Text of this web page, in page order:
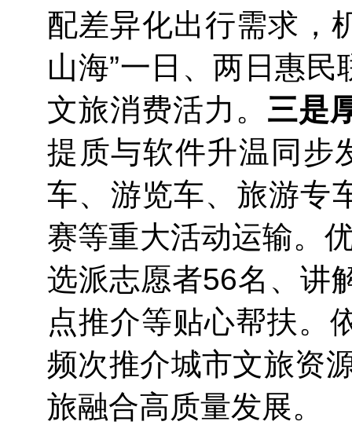
配差异化出行需求，
山海”一日、两日惠
文旅消费活力。 三是
提质与软件升温同步
车、游览车、旅游专
赛等重大活动运输。
选派志愿者56名、讲
点推介等贴心帮扶。
频次推介城市文旅资
旅融合高质量发展。